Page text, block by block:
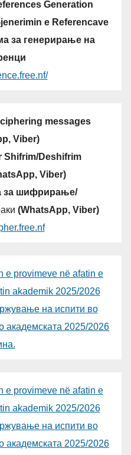
Generation
e Referencave
за генерирање на
messages
Viber)
Shifrim/Deshifrim
Viber)
за шифрирање/
(WhatsApp, Viber)
e provimeve në afatin e
akademik 2025/2026
на испити во
академската 2025/2026
e provimeve në afatin e
akademik 2025/2026
на испити во
академската 2025/2026